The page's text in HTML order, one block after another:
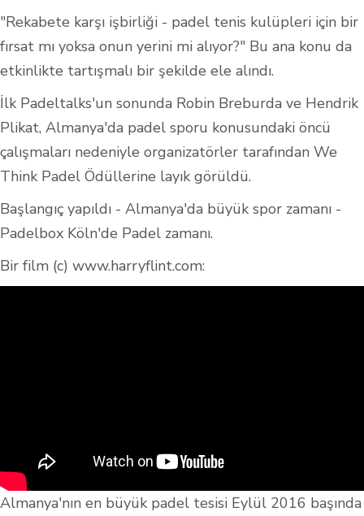
"Rekabete karşı işbirliği - padel tenis kulüpleri için bir
fırsat mı yoksa onun yerini mi alıyor?" Bu ana konu da
etkinlikte tartışmalı bir şekilde ele alındı.
İlk Padeltalks'un sonunda Robin Breburda ve Hendrik
Plikat, Almanya'da padel sporu konusundaki öncü
çalışmaları nedeniyle organizatörler tarafından We
Think Padel Ödüllerine layık görüldü.
Başlangıç yapıldı - Almanya'da büyük spor zamanı -
Padelbox Köln'de Padel zamanı.
Bir film (c) www.harryflint.com:
Almanya'nın en büyük padel tesisi Eylül 2016 başında